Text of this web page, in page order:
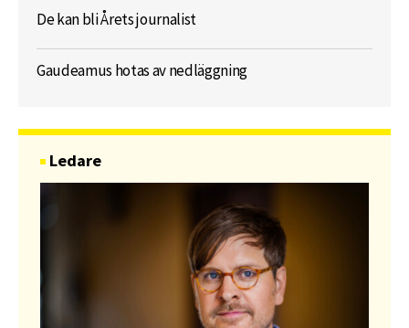
De kan bli Årets journalist
Gaudeamus hotas av nedläggning
Ledare